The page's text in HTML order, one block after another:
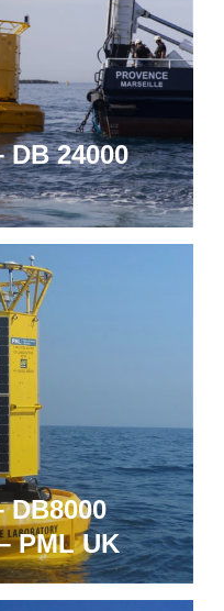
DB 24000
DB8000
PML UK